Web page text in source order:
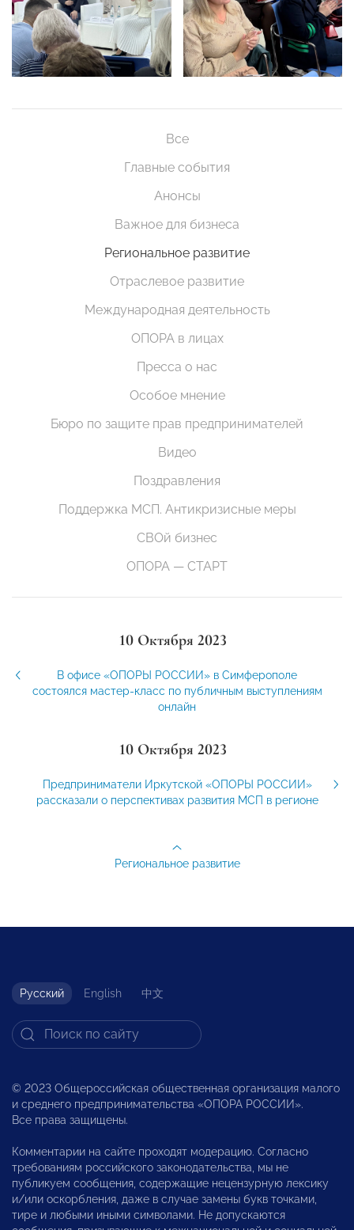
Все
Главные события
Анонсы
Важное для бизнеса
Региональное развитие
Отраслевое развитие
Международная деятельность
ОПОРА в лицах
Пресса о нас
Особое мнение
Бюро по защите прав предпринимателей
Видео
Поздравления
Поддержка МСП. Антикризисные меры
СВОй бизнес
ОПОРА — СТАРТ
10 Октября 2023
В офисе «ОПОРЫ РОССИИ» в Симферополе
состоялся мастер-класс по публичным выступлениям
онлайн
10 Октября 2023
Предприниматели Иркутской «ОПОРЫ РОССИИ»
рассказали о перспективах развития МСП в регионе
Региональное развитие
Русский English 中文
© 2023 Общероссийская общественная организация малого
и среднего предпринимательства «ОПОРА РОССИИ».
Все права защищены.
Комментарии на сайте проходят модерацию. Согласно
требованиям российского законодательства, мы не
публикуем сообщения, содержащие нецензурную лексику
и/или оскорбления, даже в случае замены букв точками,
тире и любыми иными символами. Не допускаются